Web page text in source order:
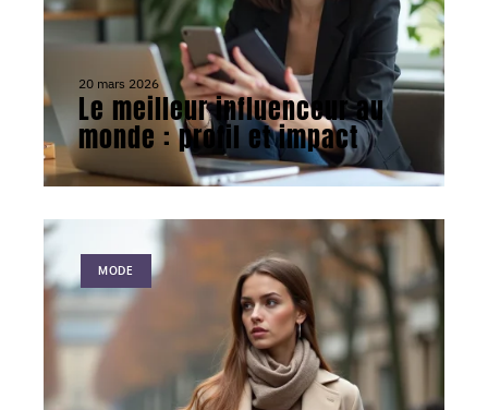
20 mars 2026
Le meilleur influenceur au
monde : profil et impact
MODE